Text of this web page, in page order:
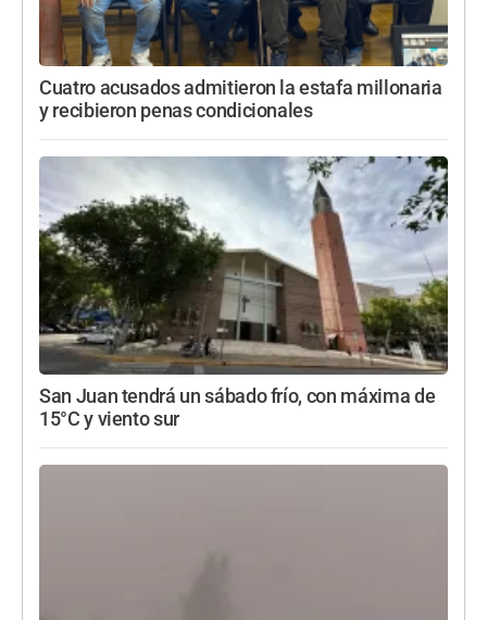
Cuatro acusados admitieron la estafa millonaria
y recibieron penas condicionales
San Juan tendrá un sábado frío, con máxima de
15°C y viento sur